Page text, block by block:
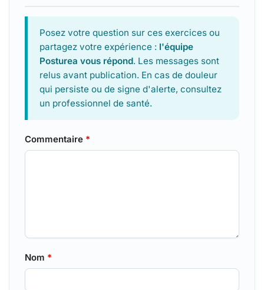
Posez votre question sur ces exercices ou
partagez votre expérience : l'équipe
Posturea vous répond. Les messages sont
relus avant publication. En cas de douleur
qui persiste ou de signe d'alerte, consultez
un professionnel de santé.
Commentaire *
Nom *